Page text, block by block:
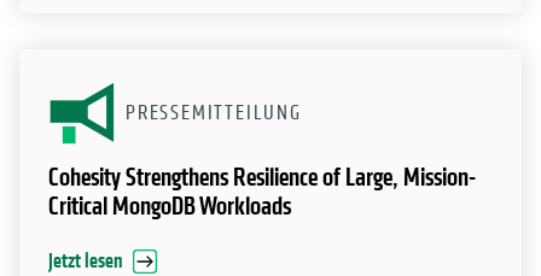
PRESSEMITTEILUNG
Cohesity Strengthens Resilience of Large, Mission-
Critical MongoDB Workloads
Jetzt lesen